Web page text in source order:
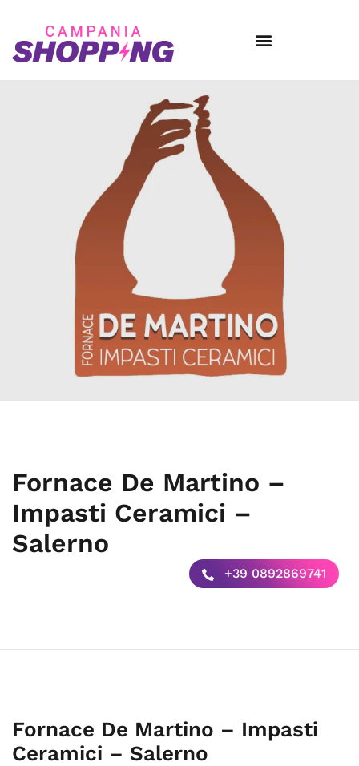
Fornace De Martino –
Impasti Ceramici –
Salerno
+39 0892869741
Fornace De Martino – Impasti
Ceramici – Salerno